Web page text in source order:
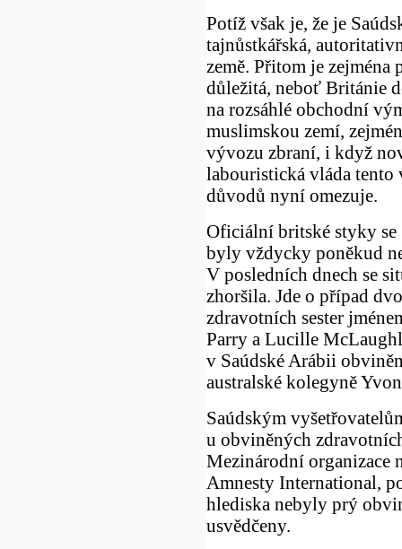
Potíž však je, že je
tajnůstkářská,
země. Přitom je
důležitá, neboť Británie
na rozsáhlé obchodní
muslimskou zemí,
vývozu zbraní, i když
labouristická vláda tento
důvodů nyní omezuje.
Oficiální britské styky se
byly vždycky poněkud
V posledních dnech se
zhoršila. Jde o případ
zdravotních sester
Parry a Lucille
v Saúdské Arábii
australské kolegyně
Saúdským
u obviněných
Mezinárodní organizace
Amnesty International,
hlediska nebyly prý
usvědčeny.